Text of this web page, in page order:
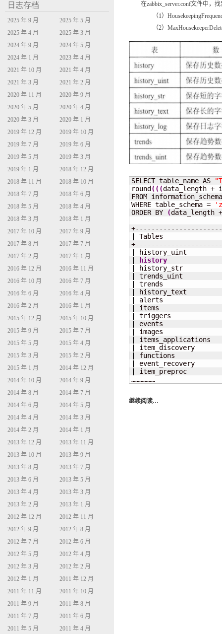
在zabbix_server.conf文件中，找
（1）
（2）
SELECT table_name AS
round (((data_length +
FROM
WHERE table_schema =
ORDER BY
(data_length
history
………………
继续阅读…
日志存档
2025 年 9 月
2025 年 5 月
2025 年 4 月
2025 年 3 月
2024 年 9 月
2024 年 5 月
2024 年 1 月
2023 年 4 月
2021 年 10 月
2021 年 4 月
2021 年 3 月
2021 年 2 月
2020 年 11 月
2020 年 9 月
2020 年 5 月
2020 年 4 月
2020 年 3 月
2020 年 1 月
2019 年 12 月
2019 年 10 月
2019 年 7 月
2019 年 6 月
2019 年 5 月
2019 年 3 月
2019 年 1 月
2018 年 12 月
2018 年 11 月
2018 年 10 月
2018 年 7 月
2018 年 6 月
2018 年 5 月
2018 年 4 月
2018 年 3 月
2018 年 1 月
2017 年 10 月
2017 年 9 月
2017 年 8 月
2017 年 7 月
2017 年 2 月
2017 年 1 月
2016 年 12 月
2016 年 11 月
2016 年 10 月
2016 年 7 月
2016 年 6 月
2016 年 4 月
2016 年 2 月
2016 年 1 月
2015 年 12 月
2015 年 10 月
2015 年 9 月
2015 年 7 月
2015 年 5 月
2015 年 4 月
2015 年 3 月
2015 年 2 月
2015 年 1 月
2014 年 12 月
2014 年 10 月
2014 年 9 月
2014 年 8 月
2014 年 7 月
2014 年 6 月
2014 年 5 月
2014 年 4 月
2014 年 3 月
2014 年 2 月
2014 年 1 月
2013 年 12 月
2013 年 11 月
2013 年 10 月
2013 年 9 月
2013 年 8 月
2013 年 7 月
2013 年 6 月
2013 年 5 月
2013 年 4 月
2013 年 3 月
2013 年 2 月
2013 年 1 月
2012 年 12 月
2012 年 11 月
2012 年 9 月
2012 年 8 月
2012 年 7 月
2012 年 6 月
2012 年 5 月
2012 年 4 月
2012 年 3 月
2012 年 2 月
2012 年 1 月
2011 年 12 月
2011 年 11 月
2011 年 10 月
2011 年 9 月
2011 年 8 月
2011 年 7 月
2011 年 6 月
2011 年 5 月
2011 年 4 月